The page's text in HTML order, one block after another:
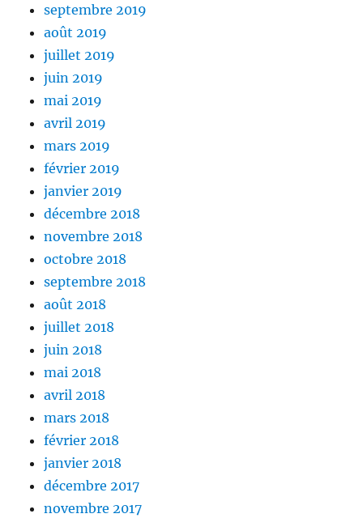
septembre 2019
août 2019
juillet 2019
juin 2019
mai 2019
avril 2019
mars 2019
février 2019
janvier 2019
décembre 2018
novembre 2018
octobre 2018
septembre 2018
août 2018
juillet 2018
juin 2018
mai 2018
avril 2018
mars 2018
février 2018
janvier 2018
décembre 2017
novembre 2017